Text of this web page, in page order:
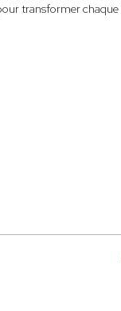
transformer